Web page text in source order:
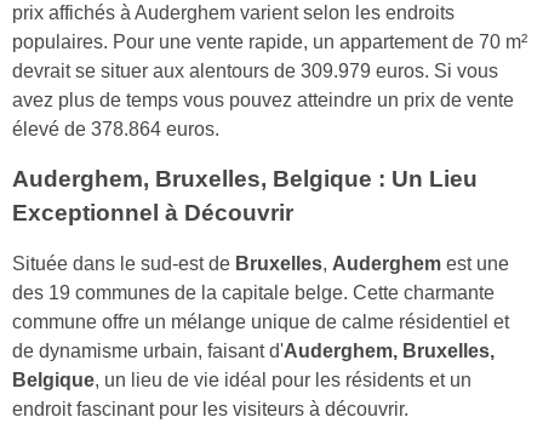
prix affichés à Auderghem varient selon les endroits
populaires. Pour une vente rapide, un appartement de 70 m²
devrait se situer aux alentours de 309.979 euros. Si vous
avez plus de temps vous pouvez atteindre un prix de vente
élevé de 378.864 euros.
Auderghem, Bruxelles, Belgique : Un Lieu
Exceptionnel à Découvrir
Située dans le sud-est de Bruxelles, Auderghem est une
des 19 communes de la capitale belge. Cette charmante
commune offre un mélange unique de calme résidentiel et
de dynamisme urbain, faisant d'Auderghem, Bruxelles,
Belgique, un lieu de vie idéal pour les résidents et un
endroit fascinant pour les visiteurs à découvrir.